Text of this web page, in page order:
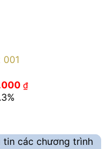
₫Giá
hiện
tin các chương trình